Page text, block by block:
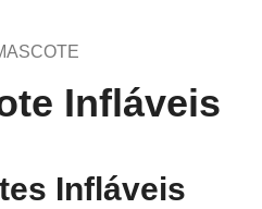
Infláveis
Infláveis